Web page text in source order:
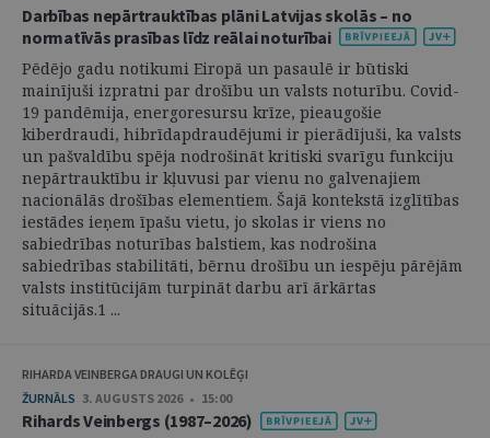
Darbības nepārtrauktības plāni Latvijas skolās – no
normatīvās prasības līdz reālai noturībai
Pēdējo gadu notikumi Eiropā un pasaulē ir būtiski
mainījuši izpratni par drošību un valsts noturību. Covid-
19 pandēmija, energoresursu krīze, pieaugošie
kiberdraudi, hibrīdapdraudējumi ir pierādījuši, ka valsts
un pašvaldību spēja nodrošināt kritiski svarīgu funkciju
nepārtrauktību ir kļuvusi par vienu no galvenajiem
nacionālās drošības elementiem. Šajā kontekstā izglītības
iestādes ieņem īpašu vietu, jo skolas ir viens no
sabiedrības noturības balstiem, kas nodrošina
sabiedrības stabilitāti, bērnu drošību un iespēju pārējām
valsts institūcijām turpināt darbu arī ārkārtas
situācijās.1 ...
RIHARDA VEINBERGA DRAUGI UN KOLĒĢI
ŽURNĀLS 3. AUGUSTS 2026 • 15:00
Rihards Veinbergs (1987–2026)